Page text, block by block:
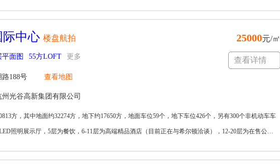
际中心 楼盘航拍
平面图 55方LOFT 更多
路188号 查看地图
州光谷高新集团有限公司
25000元/㎡
查看详情
方，其中地面约32274方，地下约17650方，地面车位59个，地下车位426个，另有300个非机动车车
照明展示厅，5层为餐饮，6-11层为高端精品酒店（目前正在与希尔顿洽谈），12-20层为在售公